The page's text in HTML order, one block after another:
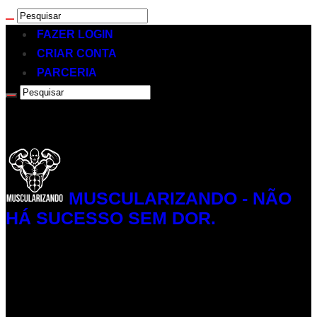
FAZER LOGIN
CRIAR CONTA
PARCERIA
MUSCULARIZANDO - NÃO
HÁ SUCESSO SEM DOR.